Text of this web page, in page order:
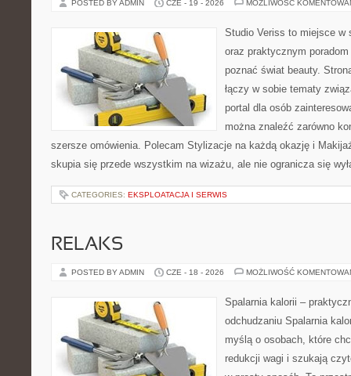
POSTED BY ADMIN CZE - 19 - 2026 MOŻLIWOŚĆ
Studio Veriss to miejsce w
oraz praktycznym
poznać świat beauty.
łączy w sobie tematy
portal dla osób
można znaleźć zarówno
szersze omówienia. Polecam Stylizacje na każdą okazję i
skupia się przede wszystkim na wizażu, ale nie ogranicza się
CATEGORIES: EKSPLOATACJA I SERWIS
RELAKS
POSTED BY ADMIN CZE - 18 - 2026 MOŻLIWOŚĆ
Spalarnia kalorii –
odchudzaniu Spalarnia
myślą o osobach, które
redukcji wagi i szukają